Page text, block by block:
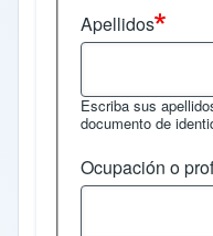
Apellidos
Escriba sus
documento de
Ocupación o